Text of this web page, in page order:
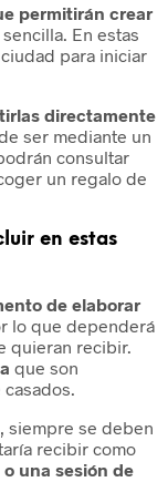
permitirán crear
En estas
para iniciar
directamente
ser mediante un
consultar
un regalo de
en estas
de elaborar
lo que dependerá
quieran recibir.
que son
siempre se deben
recibir como
una sesión de